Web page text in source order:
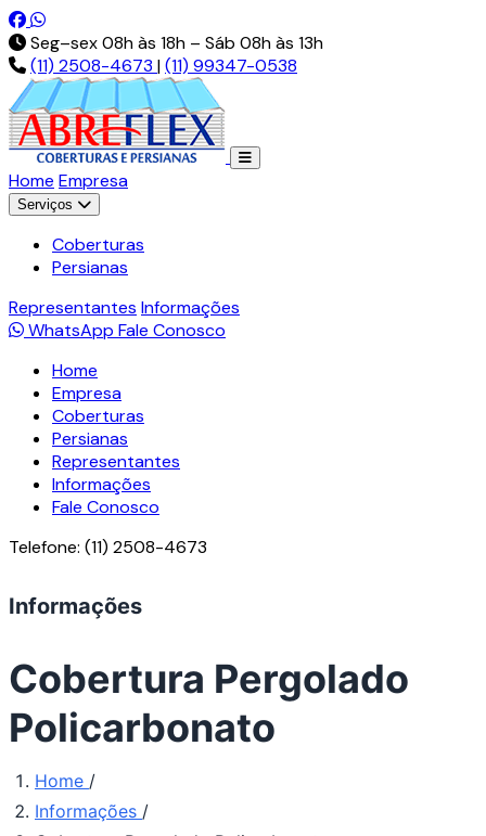
Pt-br.facebook.com
Api.whatsapp.com
Seg–sex 08h às 18h – Sáb 08h às 13h
(11) 2508-4673 |(11) 99347-0538
Home Empresa
Serviços
Coberturas
Persianas
Representantes Informações
WhatsApp Fale Conosco
Home
Empresa
Coberturas
Persianas
Representantes
Informações
Fale Conosco
Telefone: (11) 2508-4673
Informações
Cobertura Pergolado
Policarbonato
Home /
Informações /